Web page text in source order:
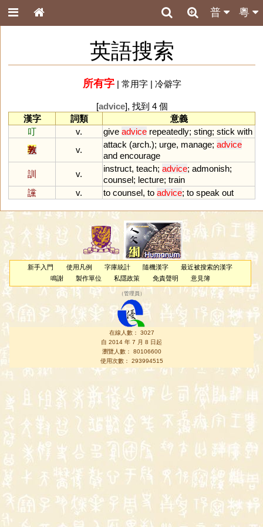
粵
普
英語搜索
所有字| 常用字| 冷僻字
[advice], 找到 4 個
漢字
詞類
意義
叮
v. give advice repeatedly; sting; stick with
敦
v.
attack (arch.); urge, manage; advice
and encourage
訓
v.
instruct, teach; advice; admonish;
counsel; lecture; train
讜
v. to counsel, to advice; to speak out
新手入門 使用凡例 字庫統計 隨機漢字
最近被搜索的漢字
鳴謝
製作單位 私隱政策 免責聲明 意見簿
（管理員 ）
在線人數： 3027
自 2014 年 7 月 8 日起
瀏覽人數： 80106600
使用次數： 293994515